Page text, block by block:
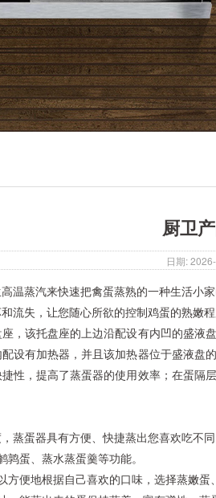
厨卫
日期:
温蒸汽来快速把禽蛋蒸熟的一种生活小
流失，让您随心所欲的控制鸡蛋的熟嫩
，该托盘座的上边沿配设有内凹的盛
设有加热器，并且该加热器位于盛液
性，提高了蒸蛋器的使用效率；在蛋
蒸蛋器具有方便、快捷蒸出您喜欢吃不
蛋、蒸水蒸蛋羹等功能。
便地根据自己喜欢的口味，选择蒸嫩蛋